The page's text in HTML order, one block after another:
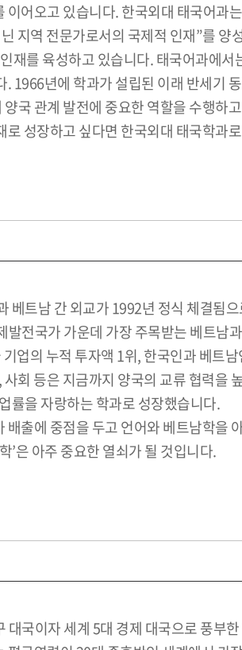
어오고 있습니다. 한국외대 태국어과
지역 전문가로서의 국제적 인재”를
재를 육성하고 있습니다. 태국어과에
1966년에 학과가 설립된 이래 반세기
국 관계 발전에 중요한 역할을 수행
성장하고 싶다면 한국외대 태국학과
트남 간 외교가 1992년 정식 체결됨
전국가 가운데 가장 주목받는 베트
업의 누적 투자액 1위, 한국인과 베트
회 등은 지금까지 양국의 교류 협력을
률을 자랑하는 학과로 성장했습니다.
출에 중점을 두고 언어와 베트남학
’은 아주 중요한 열쇠가 될 것입니다.
국이자 세계 5대 경제 대국으로 풍부